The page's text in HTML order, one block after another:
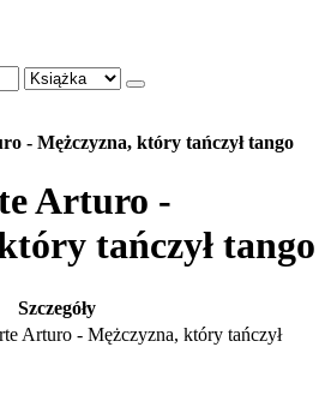
- Mężczyzna, który tańczył tango
Arturo -
tańczył tango
Szczegóły
Arturo - Mężczyzna, który tańczył